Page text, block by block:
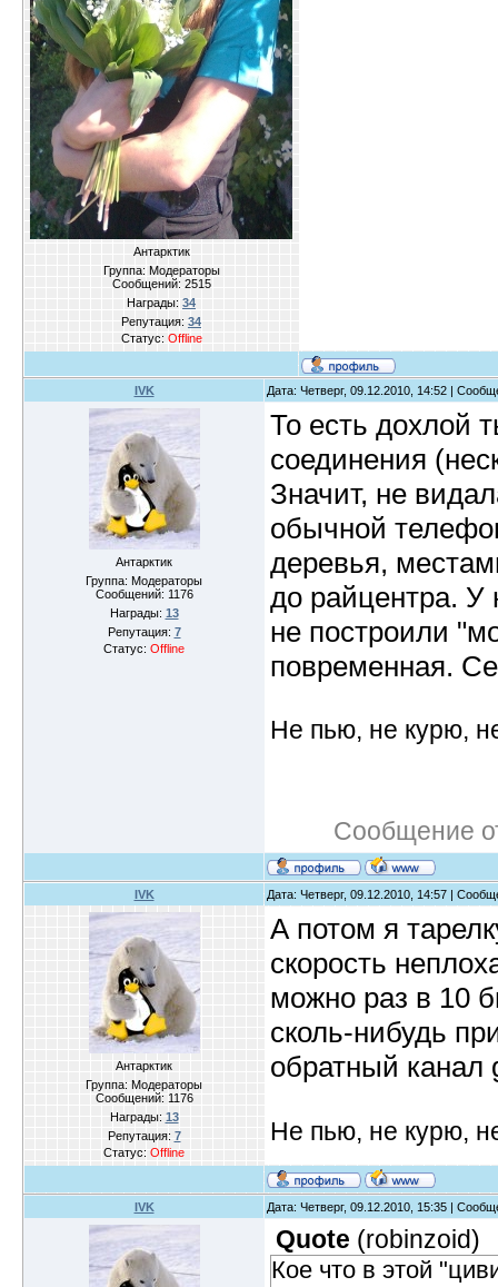
Антарктик
Группа: Модераторы
Сообщений: 2515
Награды: 34
Репутация: 34
Статус: Offline
IVK Дата: Четверг, 09.12.2010, 14:52 |
Антарктик
Группа: Модераторы
Сообщений: 1176
Награды: 13
Репутация: 7
Статус: Offline
То есть дохлой
соединения
Значит, не
обычной
деревья,
до райцентра. У
не построили
повременная.
Не пью, не курю,
Сообщение
IVK Дата: Четверг, 09.12.2010, 14:57 |
Антарктик
Группа: Модераторы
Сообщений: 1176
Награды: 13
Репутация: 7
Статус: Offline
А потом я
скорость
можно раз в 10
сколь-нибудь
обратный канал
Не пью, не курю,
IVK Дата: Четверг, 09.12.2010, 15:35 |
Quote (robinzoid)
Кое что в этой